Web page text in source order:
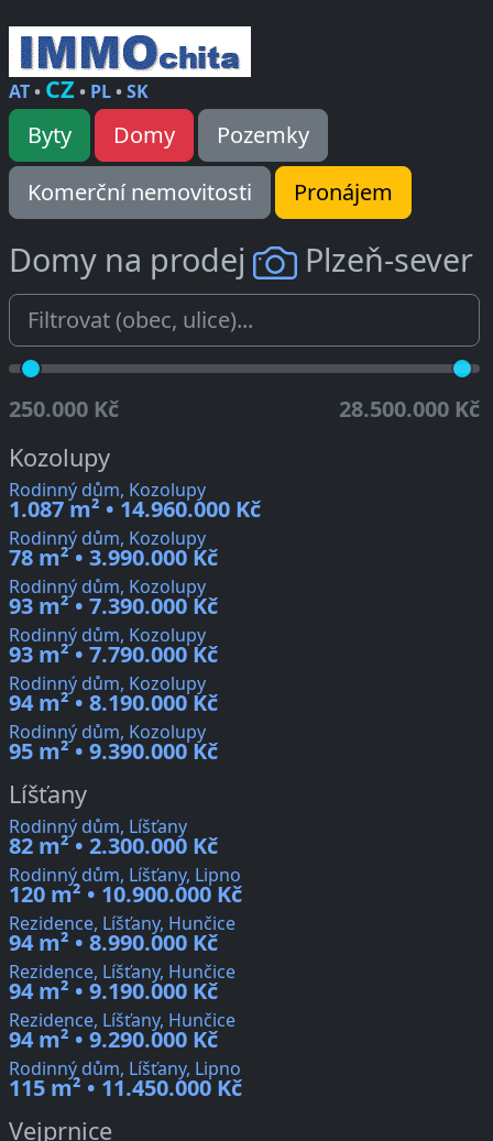
AT• CZ • PL•SK
Byty Domy
Pozemky
Komerční nemovitosti
Pronájem
Domy na prodej Plzeň-sever
250.000 Kč 28.500.000 Kč
Kozolupy
Rodinný dům, Kozolupy
1.087 m² • 14.960.000 Kč
Rodinný dům, Kozolupy
78 m² • 3.990.000 Kč
Rodinný dům, Kozolupy
93 m² • 7.390.000 Kč
Rodinný dům, Kozolupy
93 m² • 7.790.000 Kč
Rodinný dům, Kozolupy
94 m² • 8.190.000 Kč
Rodinný dům, Kozolupy
95 m² • 9.390.000 Kč
Líšťany
Rodinný dům, Líšťany
82 m² • 2.300.000 Kč
Rodinný dům, Líšťany, Lipno
120 m² • 10.900.000 Kč
Rezidence, Líšťany, Hunčice
94 m² • 8.990.000 Kč
Rezidence, Líšťany, Hunčice
94 m² • 9.190.000 Kč
Rezidence, Líšťany, Hunčice
94 m² • 9.290.000 Kč
Rodinný dům, Líšťany, Lipno
115 m² • 11.450.000 Kč
Vejprnice